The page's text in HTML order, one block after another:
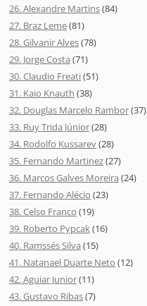
26. Alexandre Martins(84)
27. Braz Leme(81)
28. Gilvanir Alves(78)
29. Jorge Costa (71)
30. Claudio Freati(51)
31. Kaio Knauth (38)
32. Douglas Marcelo Rambor(37)
33. Ruy Trida Júnior(28)
34. Rodolfo Kussarev(28)
35. Fernando Martinez(27)
36. Marcos Galves Moreira (24)
37. Fernando Alécio (23)
38. Celso Franco (19)
39. Roberto Pypcak(16)
40. Ramssés Silva (15)
41. Natanael Duarte Neto (12)
42. Aguiar Junior(11)
43. Gustavo Ribas(7)